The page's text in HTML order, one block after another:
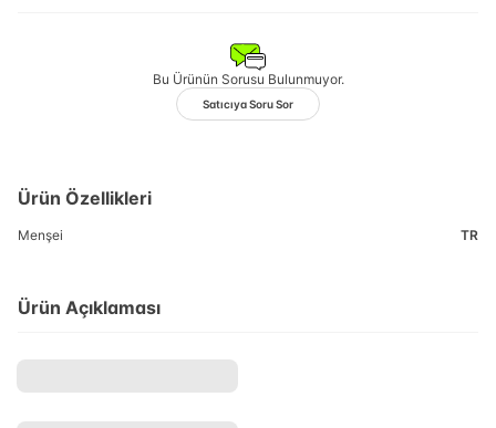
Bu Ürünün Sorusu Bulunmuyor.
Satıcıya Soru Sor
Ürün Özellikleri
Menşei TR
Ürün Açıklaması